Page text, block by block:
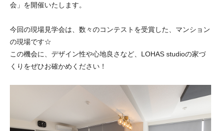
会」を開催いたします。
今回の現場見学会は、数々のコンテストを受賞した、マンション
の現場です☆
この機会に、デザイン性や心地良さなど、LOHAS studioの家づ
くりをぜひお確かめください！